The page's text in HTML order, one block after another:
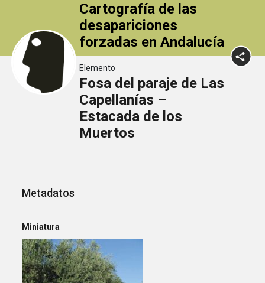
Cartografía de las
desapariciones
forzadas en Andalucía
Elemento
Fosa del paraje de Las
Capellanías –
Estacada de los
Muertos
Metadatos
Miniatura